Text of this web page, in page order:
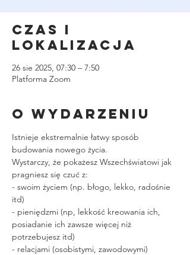
Czas i
lokalizacja
26 sie 2025, 07:30 – 7:50
Platforma Zoom
O wydarzeniu
Istnieje ekstremalnie łatwy sposób
budowania nowego życia.
Wystarczy, że pokażesz Wszechświatowi jak
pragniesz się czuć z:
- swoim życiem (np. błogo, lekko, radośnie
itd)
- pieniędzmi (np, lekkość kreowania ich,
posiadanie ich zawsze więcej niż
potrzebujesz itd)
- relacjami (osobistymi, zawodowymi)